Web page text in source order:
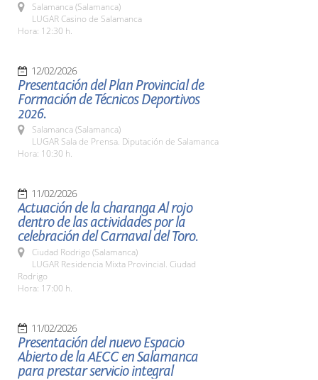
Salamanca (Salamanca)
LUGAR Casino de Salamanca
Hora: 12:30 h.
12/02/2026
Presentación del Plan Provincial de
Formación de Técnicos Deportivos
2026.
Salamanca (Salamanca)
LUGAR Sala de Prensa. Diputación de Salamanca
Hora: 10:30 h.
11/02/2026
Actuación de la charanga Al rojo
dentro de las actividades por la
celebración del Carnaval del Toro.
Ciudad Rodrigo (Salamanca)
LUGAR Residencia Mixta Provincial. Ciudad
Rodrigo
Hora: 17:00 h.
11/02/2026
Presentación del nuevo Espacio
Abierto de la AECC en Salamanca
para prestar servicio integral